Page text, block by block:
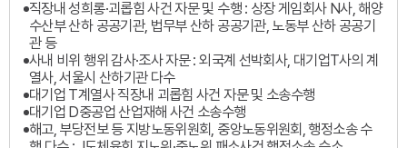
직장내 성희롱·괴롭힘 사건 자문 및 수행 : 상장 게임회사 N사, 해양
수산부 산하 공공기관, 법무부 산하 공공기관, 노동부 산하 공공기
관 등
사내 비위 행위 감사·조사 자문 : 외국계 선박회사, 대기업T사의 계
열사, 서울시 산하기관 다수
대기업 T계열사 직장내 괴롭힘 사건 자문 및 소송수행
대기업 D중공업 산업재해 사건 소송수행
해고, 부당전보 등 지방노동위원회, 중앙노동위원회, 행정소송 수